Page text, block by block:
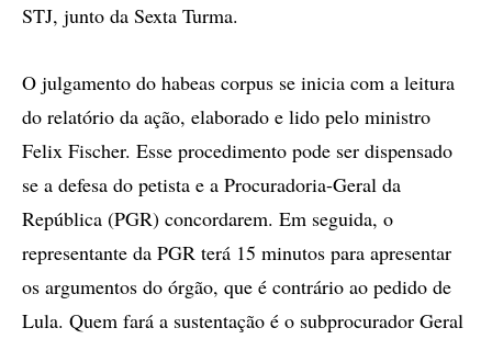
STJ, junto da Sexta Turma.
O julgamento do habeas corpus se inicia com a leitura
do relatório da ação, elaborado e lido pelo ministro
Felix Fischer. Esse procedimento pode ser dispensado
se a defesa do petista e a Procuradoria-Geral da
República (PGR) concordarem. Em seguida, o
representante da PGR terá 15 minutos para apresentar
os argumentos do órgão, que é contrário ao pedido de
Lula. Quem fará a sustentação é o subprocurador Geral